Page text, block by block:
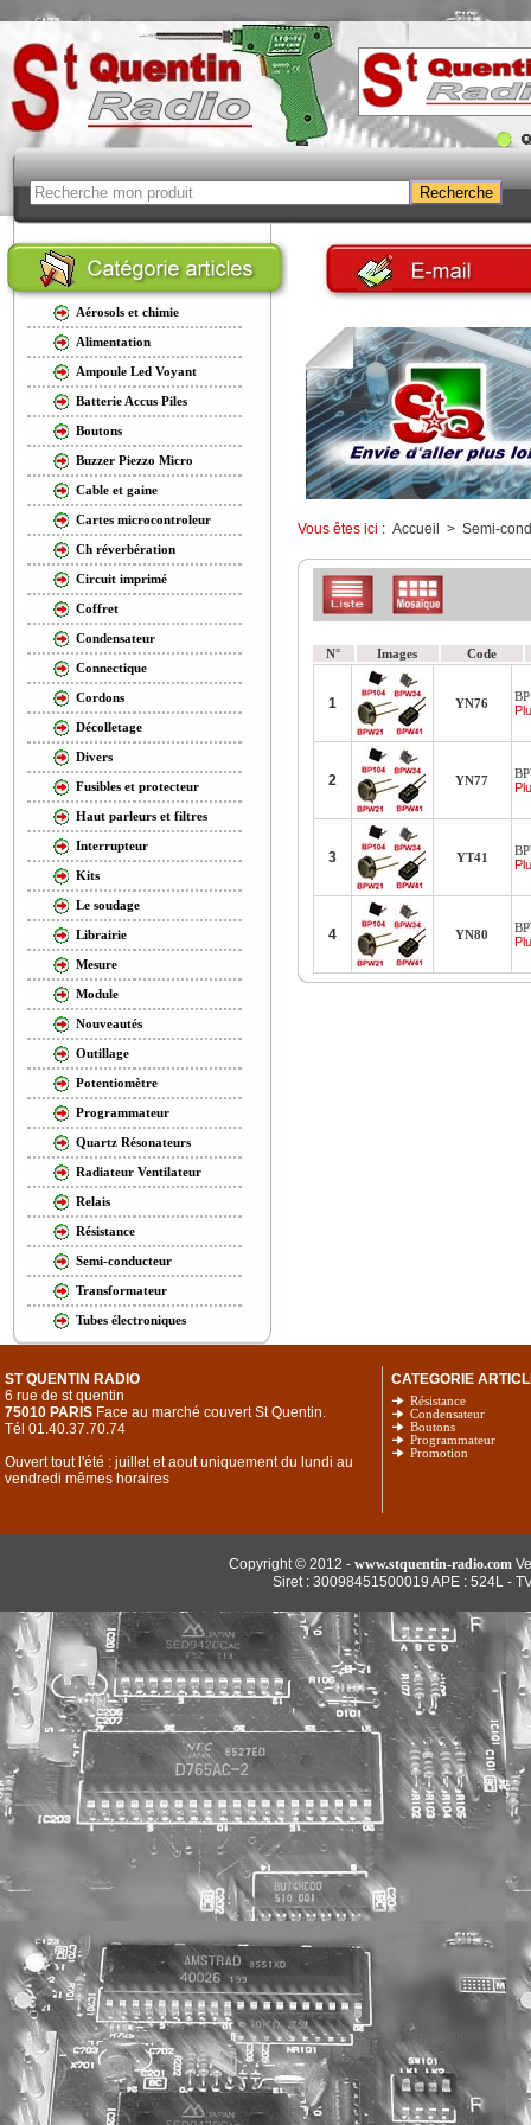
Aérosols et chimie
Alimentation
Ampoule Led Voyant
Batterie Accus Piles
Boutons
Buzzer Piezzo Micro
Cable et gaine
Cartes microcontroleur
Ch réverbération
Circuit imprimé
Coffret
Condensateur
Connectique
Cordons
Décolletage
Divers
Fusibles et protecteur
Haut parleurs et filtres
Interrupteur
Kits
Le soudage
Librairie
Mesure
Module
Nouveautés
Outillage
Potentiomètre
Programmateur
Quartz Résonateurs
Radiateur Ventilateur
Relais
Résistance
Semi-conducteur
Transformateur
Tubes électroniques
Vous êtes ici : Accueil > Semi-
N° Images Code
1 YN76
2 YN77
3 YT41
4 YN80
ST QUENTIN RADIO
6 rue de st quentin
75010 PARIS Face au marché couvert St Quentin.
Tél 01.40.37.70.74
Ouvert tout l'été : juillet et aout uniquement du lundi au
vendredi mêmes horaires
CATEGORIE
Résistance
Condensateur
Boutons
Programmateur
Promotion
Copyright © 2012 - www.stquentin-radio.com
Siret : 30098451500019 APE : 524L -